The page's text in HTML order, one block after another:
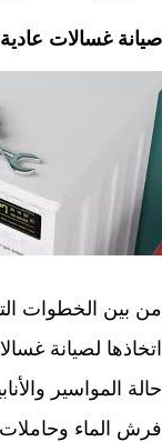
صيانة غسالات عادية
من بين الخطوات
اتخاذها لصيانة
حالة المواسير
فرش الماء